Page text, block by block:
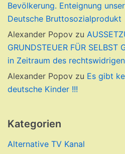
Bevölkerung. Enteignung
Deutsche Bruttosozialprodukt
Alexander Popov zu
GRUNDSTEUER FÜR SELBST
in Zeitraum des
Alexander Popov zu Es gibt
deutsche Kinder !!!
Kategorien
Alternative TV Kanal